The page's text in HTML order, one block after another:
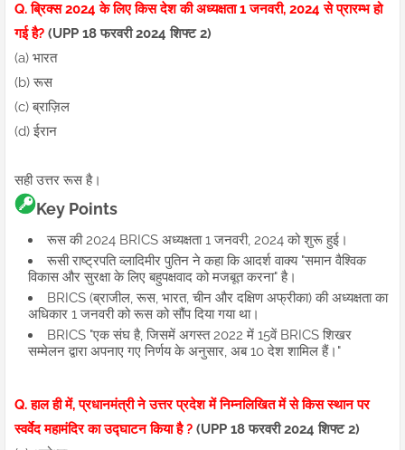
Q. ब्रिक्स 2024 के लिए किस देश की अध्‍यक्षता 1 जनवरी, 2024 से प्रारम्भ हो
गई है? (UPP 18 फरवरी 2024 शिफ्ट 2)
(a) भारत
(b) रूस
(c) ब्राज़िल
(d) ईरान
सही उत्तर रूस है।
Key Points
रूस की 2024 BRICS अध्यक्षता 1 जनवरी, 2024 को शुरू हुई।
रूसी राष्ट्रपति व्लादिमीर पुतिन ने कहा कि आदर्श वाक्य "समान वैश्विक
विकास और सुरक्षा के लिए बहुपक्षवाद को मजबूत करना" है।
BRICS (ब्राजील, रूस, भारत, चीन और दक्षिण अफ्रीका) की अध्यक्षता का
अधिकार 1 जनवरी को रूस को सौंप दिया गया था।
BRICS "एक संघ है, जिसमें अगस्त 2022 में 15वें BRICS शिखर
सम्मेलन द्वारा अपनाए गए निर्णय के अनुसार, अब 10 देश शामिल हैं।"
Q. हाल ही में, प्रधानमंत्री ने उत्तर प्रदेश में निम्नलिखित में से किस स्थान पर
स्वर्वेद महामंदिर का उद्घाटन किया है ? (UPP 18 फरवरी 2024 शिफ्ट 2)